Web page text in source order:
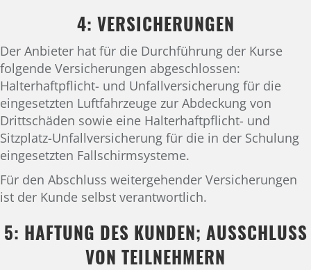
4: VERSICHERUNGEN
Der Anbieter hat für die Durchführung der Kurse
folgende Versicherungen abgeschlossen:
Halterhaftpflicht- und Unfallversicherung für die
eingesetzten Luftfahrzeuge zur Abdeckung von
Drittschäden sowie eine Halterhaftpflicht- und
Sitzplatz-Unfallversicherung für die in der Schulung
eingesetzten Fallschirmsysteme.
Für den Abschluss weitergehender Versicherungen
ist der Kunde selbst verantwortlich.
5: HAFTUNG DES KUNDEN; AUSSCHLUSS
VON TEILNEHMERN